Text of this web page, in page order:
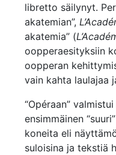
libretto säilynyt.
akatemian”,
akatemia” (
oopperaesityksiin
oopperan
vain kahta laulajaa
“Opéraan”
ensimmäinen
koneita eli
suloisina ja tekstiä